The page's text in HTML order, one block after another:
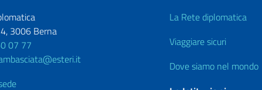
3006 Berna
07 77
La Rete diplomatica
Viaggiare sicuri
Dove siamo nel mondo